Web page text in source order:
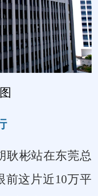
耿彬站在东莞总
前这片近10万平